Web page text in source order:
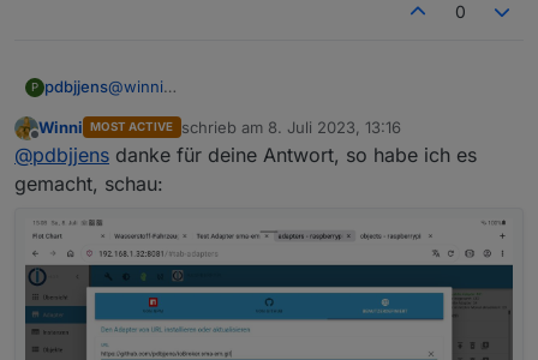
0
P pdbjjens@winni
Release gemacht; es bleibt daher bei v0.7.0. Wenn Du
aber von GitHub direkt (Benutzerdefiniert) installierst,
müsstest Du auf der Konfigurationsseite "Multicast
verfügbaren IPs Deines Hosts finden, wovon Du alle
oder eine auswählen kannst.
Offline
Winni MOST ACTIVE schrieb am 8. Juli 2023, 13:16
zuletzt editiert von
@pdbjjens danke für deine Antwort, so habe ich es
gemacht, schau: